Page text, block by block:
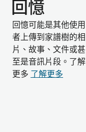
回憶
回憶可能是其他使用
者上傳到家譜樹的相
片、故事、文件或甚
至是音訊片段。了解
更多 了解更多